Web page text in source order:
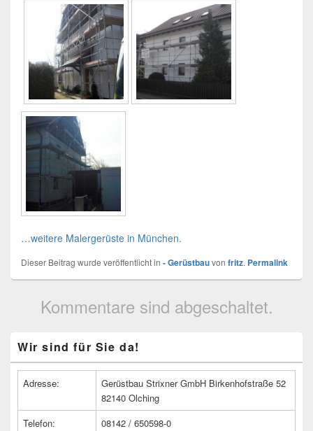
…weitere Malergerüste in München.
Dieser Beitrag wurde veröffentlicht in - Gerüstbauvon fritz. Permalink
Kommentare sind abgeschaltet.
Seitenleisten
Widget-
Wir sind für Sie da!
Adresse:
Gerüstbau Strixner GmbH Birkenhofstraße 52
82140 Olching
Telefon:
08142 / 650598-0